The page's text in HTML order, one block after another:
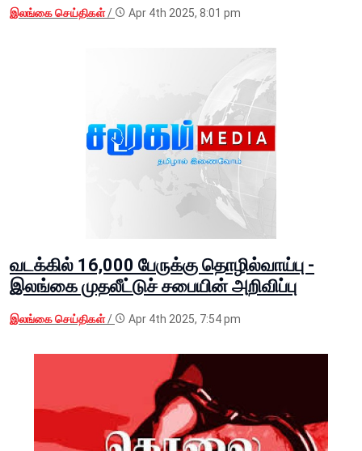
இலங்கை செய்திகள்/ Apr 4th 2025, 8:01 pm
வடக்கில் 16,000 பேருக்கு தொழில்வாய்பு -
இலங்கை முதலீட்டுச் சபையின் அறிவிப்பு
இலங்கை செய்திகள்/ Apr 4th 2025, 7:54 pm